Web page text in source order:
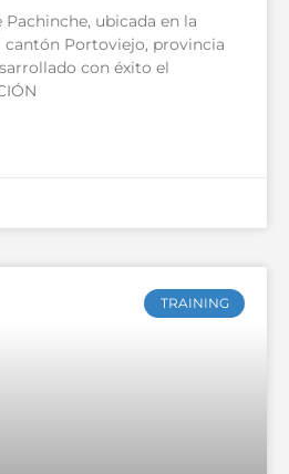
ubicada en la
cantón Portoviejo, provincia
con éxito el
TRAINING